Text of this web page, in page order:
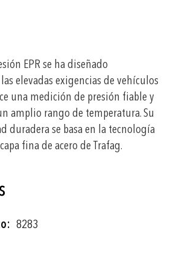
EPR se ha diseñado
elevadas exigencias de vehículos
una medición de presión fiable y
amplio rango de temperatura. Su
duradera se basa en la tecnología
fina de acero de Trafag.
8283